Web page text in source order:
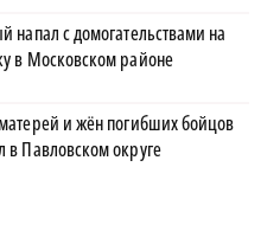
напал с домогательствами на
в Московском районе
и жён погибших бойцов
Павловском округе